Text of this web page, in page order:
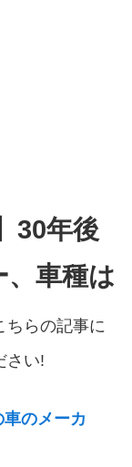
30年後
車種は
ちらの記事に
さい!
車のメーカ